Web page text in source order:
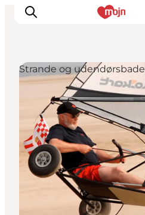
Oplevelser
Byer & Steder
Det sker
Overnatning
Planlæg din ferie
Booking
Strande og udendørsbade